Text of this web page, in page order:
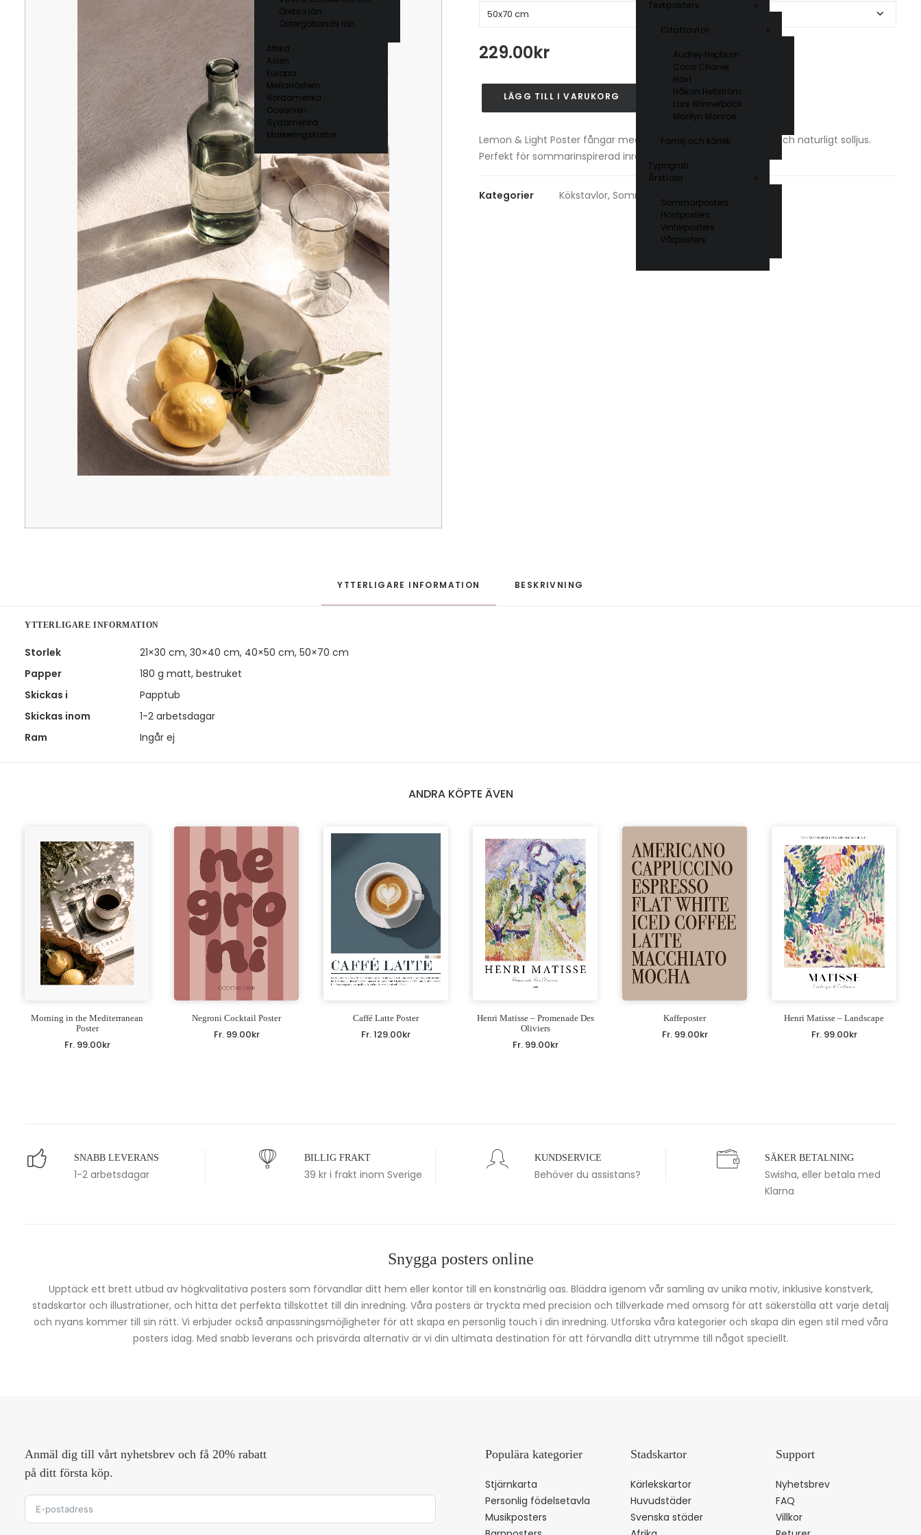
Örebro län
Östergötlands län
Afrika
Asien
Europa
Mellanöstern
Nordamerika
Oceanien
Sydamerika
Markeringskartor
Textposters
Citattavlor
Audrey Hepburn
Coco Chanel
Hov1
Håkan Hellström
Lars Winnerbäck
Marilyn Monroe
Familj och kärlek
Typografi
Årstider
Sommarposters
Höstposters
Vinterposters
Vårposters
229.00kr
Lemon
&
Poster
mängd
LÄGG TILL I VARUKORG
Lemon & Light Poster fångar medelhavskänslan med citroner och naturligt solljus.
Perfekt för sommarinspirerad inredning. Finns i flera storlekar.
Kategorier Kökstavlor, Sommarposters
YTTERLIGARE INFORMATION BESKRIVNING
YTTERLIGARE INFORMATION
Storlek
21×30 cm, 30×40 cm, 40×50 cm, 50×70 cm
Papper
180 g matt, bestruket
Skickas i
Papptub
Skickas inom
1-2 arbetsdagar
Ram
Ingår ej
ANDRA KÖPTE ÄVEN
Morning in the Mediterranean
Poster
Fr. 99.00kr
Negroni Cocktail Poster
Fr. 99.00kr
Caffé Latte Poster
Fr.129.00kr
Henri Matisse – Promenade Des
Oliviers
Fr. 99.00kr
Kaffeposter
Fr. 99.00kr
Henri Matisse – Landscape
Fr. 99.00kr
SNABB LEVERANS
1-2 arbetsdagar
BILLIG FRAKT
39 kr i frakt inom Sverige
KUNDSERVICE
Behöver du assistans?
SÄKER BETALNING
Swisha, eller betala med
Klarna
Snygga posters online
Upptäck ett brett utbud av högkvalitativa posters som förvandlar ditt hem eller kontor till en konstnärlig oas. Bläddra igenom vår samling av unika motiv, inklusive konstverk,
stadskartor och illustrationer, och hitta det perfekta tillskottet till din inredning. Våra posters är tryckta med precision och tillverkade med omsorg för att säkerställa att varje detalj
och nyans kommer till sin rätt. Vi erbjuder också anpassningsmöjligheter för att skapa en personlig touch i din inredning. Utforska våra kategorier och skapa din egen stil med våra
posters idag. Med snabb leverans och prisvärda alternativ är vi din ultimata destination för att förvandla ditt utrymme till något speciellt.
Anmäl dig till vårt nyhetsbrev och få 20% rabatt
på ditt första köp.
Populära kategorier
Stjärnkarta
Personlig födelsetavla
Musikposters
Stadskartor
Kärlekskartor
Huvudstäder
Svenska städer
Support
Nyhetsbrev
FAQ
Villkor